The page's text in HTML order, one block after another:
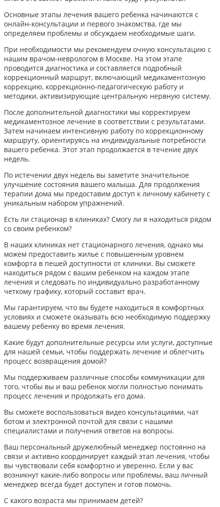
Основные этапы лечения вашего ребенка начинаются с
онлайн-консультации и первого знакомства, где мы
определяем проблемы и обсуждаем необходимые шаги.
При необходимости мы рекомендуем очную консультацию с
нашим врачом-неврологом в Москве. На этом этапе
проводится диагностика и составляется подробный
коррекционный маршрут, включающий медикаментозную
коррекцию, коррекционно-педагогическую работу и
методики, активизирующие центральную нервную систему.
После дополнительной диагностики мы корректируем
медикаментозное лечение в соответствии с результатами.
Затем начинаем интенсивную работу по коррекционному
маршруту, ориентируясь на индивидуальные потребности
вашего ребенка. Этот этап продолжается в течение двух
недель.
По истечении двух недель вы заметите значительное
улучшение состояния вашего малыша. Для продолжения
терапии дома мы предоставим доступ к личному кабинету с
уникальным набором упражнений.
Есть ли стационар в клиниках? Смогу ли я находиться рядом
со своим ребенком?
В наших клиниках нет стационарного лечения, однако мы
можем предоставить жилье с повышенным уровнем
комфорта в пешей доступности от клиники. Вы сможете
находиться рядом с вашим ребенком на каждом этапе
лечения и следовать по индивидуально разработанному
четкому графику, который составит врач.
Мы гарантируем, что вы будете находиться в комфортных
условиях и сможете оказывать всю необходимую поддержку
вашему ребенку во время лечения.
Какие будут дополнительные ресурсы или услуги, доступные
для нашей семьи, чтобы поддержать лечение и облегчить
процесс возвращения домой?
Мы поддерживаем различные способы коммуникации для
того, чтобы вы и ваш ребенок могли полностью понимать
процесс лечения и продолжать его дома.
Вы сможете воспользоваться видео консультациями, чат
ботом и электронной почтой для связи с нашими
специалистами и получения ответов на вопросы.
Ваш персональный дружелюбный менеджер постоянно на
связи и активно координирует каждый этап лечения, чтобы
вы чувствовали себя комфортно и уверенно. Если у вас
возникнут какие-либо вопросы или проблемы, ваш личный
менеджер всегда будет доступен и готов помочь.
С какого возраста мы принимаем детей?